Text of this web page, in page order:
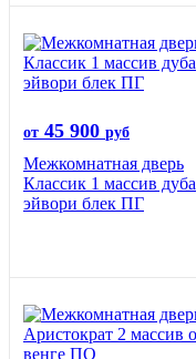
от 45 900 руб
Межкомнатная дверь
Классик 1 массив дуба
эйвори блек ПГ